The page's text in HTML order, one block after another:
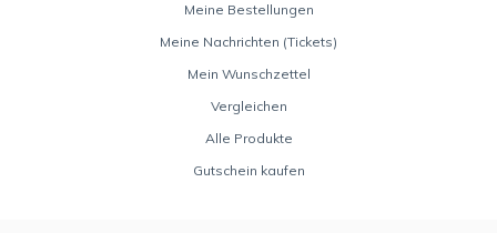
Meine Bestellungen
Meine Nachrichten (Tickets)
Mein Wunschzettel
Vergleichen
Alle Produkte
Gutschein kaufen